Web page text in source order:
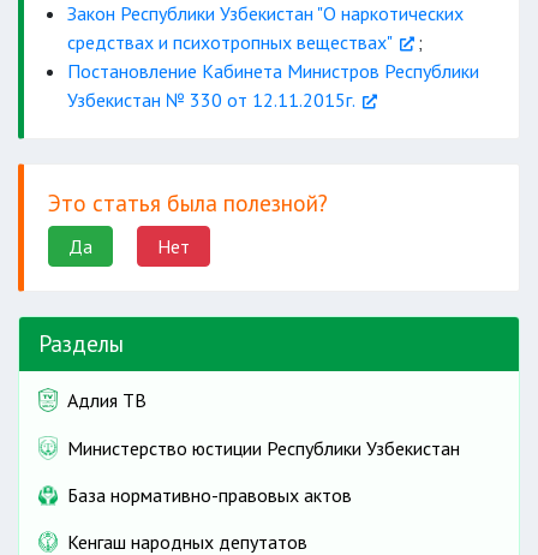
Закон Республики Узбекистан "О наркотических
средствах и психотропных веществах"
;
Постановление Кабинета Министров Республики
Узбекистан № 330 от 12.11.2015г.
Это статья была полезной?
Да Нет
Разделы
Адлия ТВ
Министерство юстиции Республики Узбекистан
База нормативно-правовых актов
Кенгаш народных депутатов